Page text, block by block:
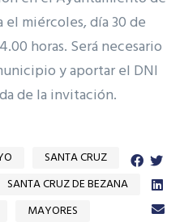
el miércoles, día 30 de
horas. Será necesario
y aportar el DNI
de la invitación.
SANTA CRUZ
SANTA CRUZ DE BEZANA
MAYORES